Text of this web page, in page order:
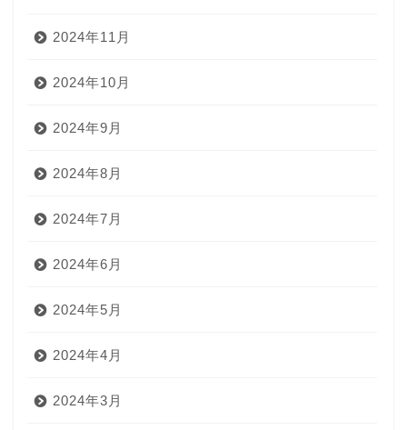
2024年11月
2024年10月
2024年9月
2024年8月
2024年7月
2024年6月
2024年5月
2024年4月
2024年3月